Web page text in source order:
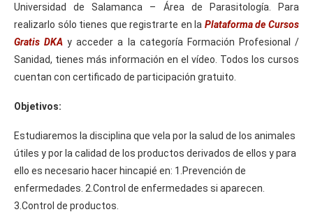
Universidad de Salamanca – Área de Parasitología. Para
realizarlo sólo tienes que registrarte en la Plataforma de Cursos
Gratis DKA y acceder a la categoría Formación Profesional /
Sanidad, tienes más información en el vídeo. Todos los cursos
cuentan con certificado de participación gratuito.
Objetivos:
Estudiaremos la disciplina que vela por la salud de los animales
útiles y por la calidad de los productos derivados de ellos y para
ello es necesario hacer hincapié en: 1.Prevención de
enfermedades. 2.Control de enfermedades si aparecen.
3.Control de productos.